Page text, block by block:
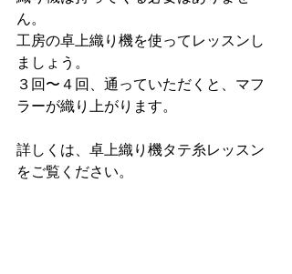
ん。
工房の卓上織り機を使ってレッスンし
ましょう。
３回〜４回、通っていただくと、マフ
ラーが織り上がります。
詳しくは、卓上織り機タテ糸レッスン
をご覧ください。